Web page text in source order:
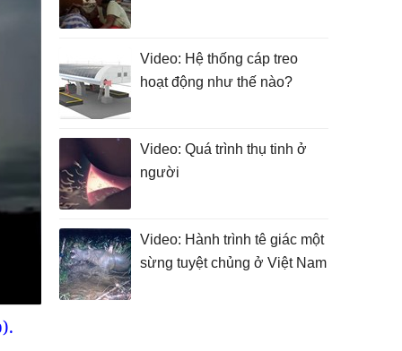
Video: Hệ thống cáp treo
hoạt động như thế nào?
Video: Quá trình thụ tinh ở
người
Video: Hành trình tê giác một
sừng tuyệt chủng ở Việt Nam